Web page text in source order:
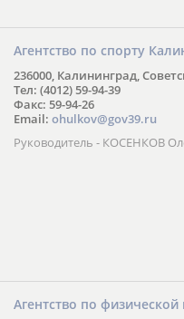
Агентство по спорту
236000, Калининград,
Тел: (4012) 59-94-39
Факс: 59-94-26
Email: ohulkov@gov39.ru
Руководитель - КОСЕНКОВ
Агентство по